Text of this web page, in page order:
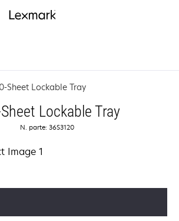
Sheet Lockable Tray
Lockable Tray
N. parte: 36S3120